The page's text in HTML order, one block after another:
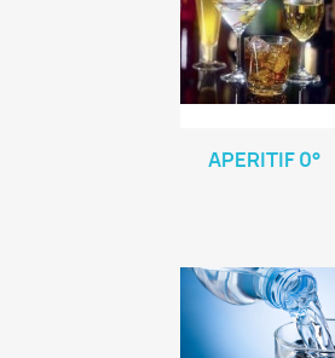
APERITIF 0°